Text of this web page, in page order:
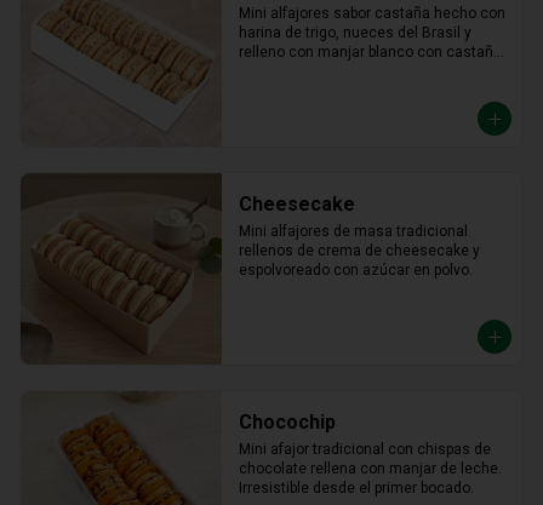
Mini alfajores sabor castaña hecho con
harina de trigo, nueces del Brasil y
relleno con manjar blanco con castaña
Cheesecake
Mini alfajores de masa tradicional
rellenos de crema de cheesecake y
espolvoreado con azúcar en polvo.
Chocochip
Mini afajor tradicional con chispas de
chocolate rellena con manjar de leche.
Irresistible desde el primer bocado.